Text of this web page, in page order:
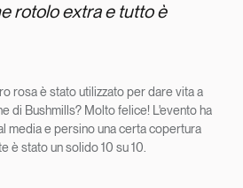
rotolo extra e tutto è
rosa è stato utilizzato per dare vita a
di Bushmills? Molto felice! L'evento ha
media e persino una certa copertura
è stato un solido 10 su 10.